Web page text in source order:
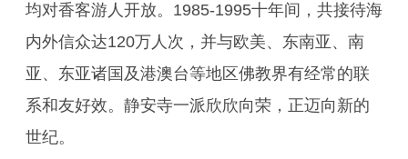
均对香客游人开放。1985-1995十年间，共接待海
内外信众达120万人次，并与欧美、东南亚、南
亚、东亚诸国及港澳台等地区佛教界有经常的联
系和友好效。静安寺一派欣欣向荣，正迈向新的
世纪。